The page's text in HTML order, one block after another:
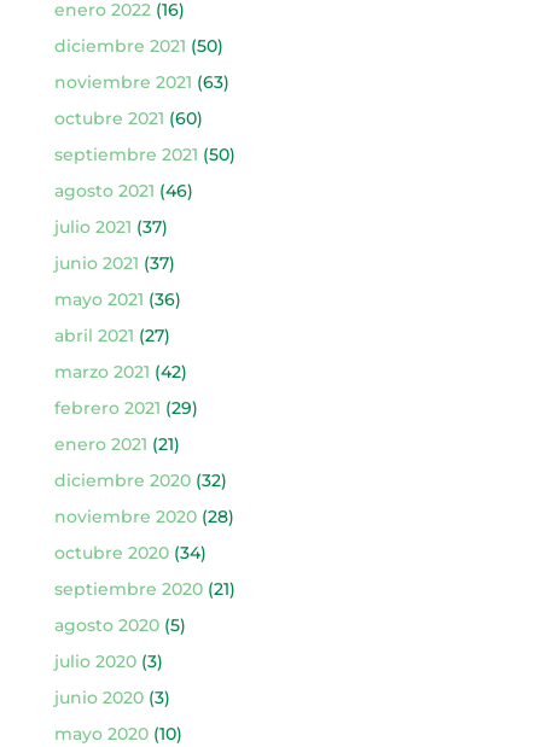
enero 2022(16)
diciembre 2021 (50)
noviembre 2021 (63)
octubre 2021 (60)
septiembre 2021 (50)
agosto 2021 (46)
julio 2021 (37)
junio 2021 (37)
mayo 2021 (36)
abril 2021 (27)
marzo 2021 (42)
febrero 2021 (29)
enero 2021 (21)
diciembre 2020(32)
noviembre 2020(28)
octubre 2020(34)
septiembre 2020(21)
agosto 2020(5)
julio 2020(3)
junio 2020(3)
mayo 2020(10)